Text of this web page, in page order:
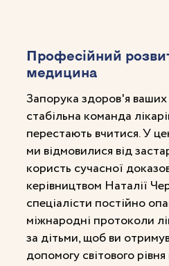
Запорука здоров'я
стабільна команда
перестають вчитися. У
ми відмовилися від
користь сучасної
керівництвом Наталії
спеціалісти постійно
міжнародні протоколи
за дітьми, щоб ви
допомогу світового
Професійний
медицина